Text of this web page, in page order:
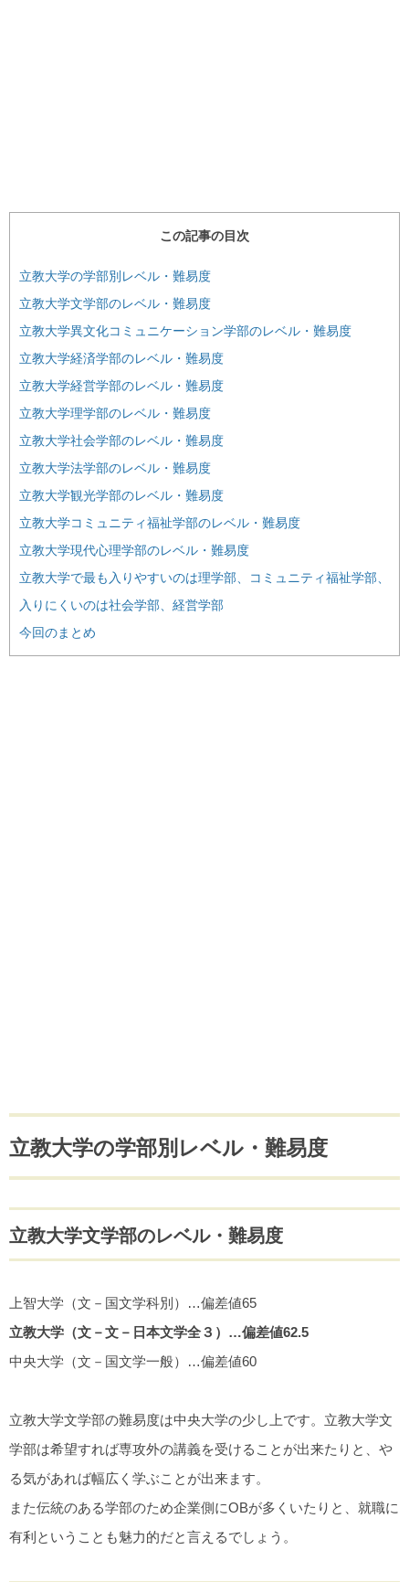
この記事の目次
立教大学の学部別レベル・難易度
立教大学文学部のレベル・難易度
立教大学異文化コミュニケーション学部のレベル・難易度
立教大学経済学部のレベル・難易度
立教大学経営学部のレベル・難易度
立教大学理学部のレベル・難易度
立教大学社会学部のレベル・難易度
立教大学法学部のレベル・難易度
立教大学観光学部のレベル・難易度
立教大学コミュニティ福祉学部のレベル・難易度
立教大学現代心理学部のレベル・難易度
立教大学で最も入りやすいのは理学部、コミュニティ福祉学部、
入りにくいのは社会学部、経営学部
今回のまとめ
立教大学の学部別レベル・難易度
立教大学文学部のレベル・難易度
上智大学（文－国文学科別）…偏差値65
立教大学（文－文－日本文学全３）…偏差値62.5
中央大学（文－国文学一般）…偏差値60
立教大学文学部の難易度は中央大学の少し上です。立教大学文
学部は希望すれば専攻外の講義を受けることが出来たりと、や
る気があれば幅広く学ぶことが出来ます。
また伝統のある学部のため企業側にОBが多くいたりと、就職に
有利ということも魅力的だと言えるでしょう。